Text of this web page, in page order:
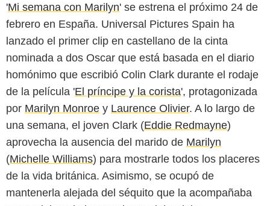
'Mi semana con Marilyn' se estrena el próximo 24 de
febrero en España. Universal Pictures Spain ha
lanzado el primer clip en castellano de la cinta
nominada a dos Oscar que está basada en el diario
homónimo que escribió Colin Clark durante el rodaje
de la película 'El príncipe y la corista', protagonizada
por Marilyn Monroe y Laurence Olivier. A lo largo de
una semana, el joven Clark (Eddie Redmayne)
aprovecha la ausencia del marido de Marilyn
(Michelle Williams) para mostrarle todos los placeres
de la vida británica. Asimismo, se ocupó de
mantenerla alejada del séquito que la acompañaba